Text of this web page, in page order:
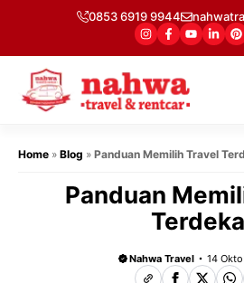
isi
0853 6919 9944
Home » Blog » Panduan Memilih Travel
Panduan
Nahwa Travel 14